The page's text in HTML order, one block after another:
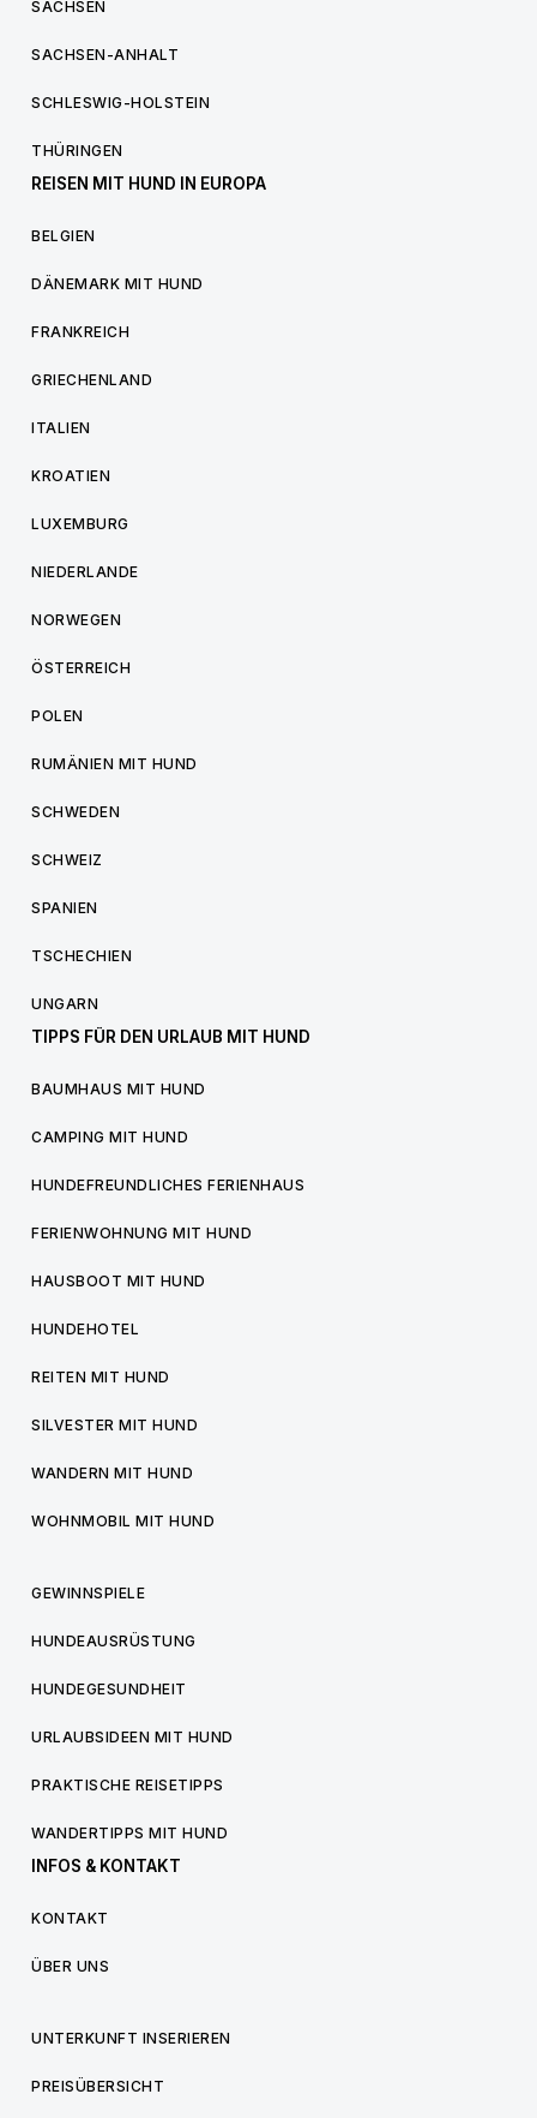
SACHSEN
SACHSEN-ANHALT
SCHLESWIG-HOLSTEIN
THÜRINGEN
REISEN MIT HUND IN EUROPA
BELGIEN
DÄNEMARK MIT HUND
FRANKREICH
GRIECHENLAND
ITALIEN
KROATIEN
LUXEMBURG
NIEDERLANDE
NORWEGEN
ÖSTERREICH
POLEN
RUMÄNIEN MIT HUND
SCHWEDEN
SCHWEIZ
SPANIEN
TSCHECHIEN
UNGARN
TIPPS FÜR DEN URLAUB MIT HUND
BAUMHAUS MIT HUND
CAMPING MIT HUND
HUNDEFREUNDLICHES FERIENHAUS
FERIENWOHNUNG MIT HUND
HAUSBOOT MIT HUND
HUNDEHOTEL
REITEN MIT HUND
SILVESTER MIT HUND
WANDERN MIT HUND
WOHNMOBIL MIT HUND
GEWINNSPIELE
HUNDEAUSRÜSTUNG
HUNDEGESUNDHEIT
URLAUBSIDEEN MIT HUND
PRAKTISCHE REISETIPPS
WANDERTIPPS MIT HUND
INFOS & KONTAKT
KONTAKT
ÜBER UNS
UNTERKUNFT INSERIEREN
PREISÜBERSICHT